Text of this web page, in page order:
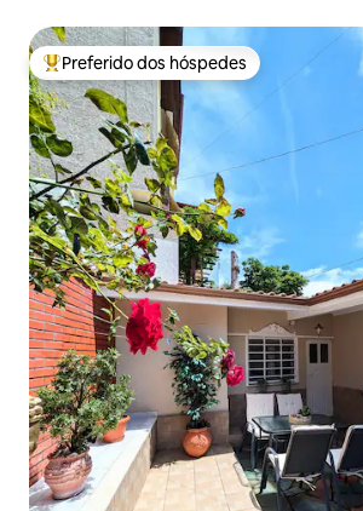
Entre os melhores preferidos dos
Preferido dos hóspedes